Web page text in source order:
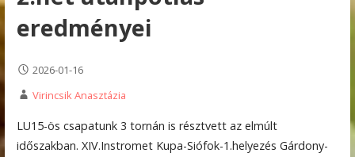
eredményei
2026-01-16
Virincsik Anasztázia
LU15-ös csapatunk 3 tornán is résztvett az elmúlt
időszakban. XIV.Instromet Kupa-Siófok-1.helyezés Gárdony-